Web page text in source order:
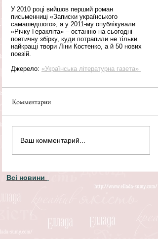
У 2010 році вийшов перший роман
письменниці «Записки українського
самашедшого», а у 2011-му опублікували
«Річку Геракліта» – останню на сьогодні
поетичну збірку, куди потрапили не тільки
найкращі твори Ліни Костенко, а й 50 нових
поезій.
Джерело: «Українська літературна газета»
Комментарии
Ваш комментарий...
Всі новини